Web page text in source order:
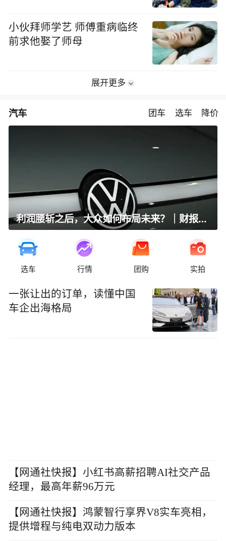
小伙拜师学艺 师傅重病临终
前求他娶了师母
展开更多
汽车 团车 选车 降价
利润腰斩之后，大众如何布局未来？｜财报全视角
选车 行情 团购 实拍
一张让出的订单，读懂中国
车企出海格局
【网通社快报】小红书高薪招聘AI社交产品
经理，最高年薪96万元
【网通社快报】鸿蒙智行享界V8实车亮相，
提供增程与纯电双动力版本